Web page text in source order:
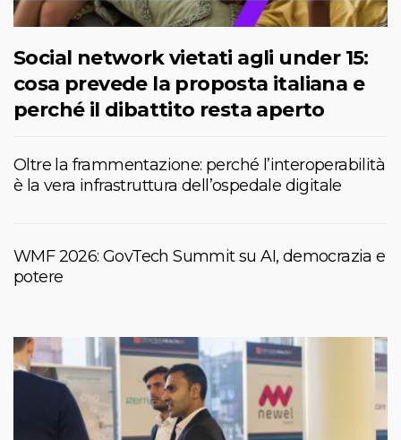
Social network vietati agli under 15:
cosa prevede la proposta italiana e
perché il dibattito resta aperto
Oltre la frammentazione: perché l’interoperabilità
è la vera infrastruttura dell’ospedale digitale
WMF 2026: GovTech Summit su AI, democrazia e
potere